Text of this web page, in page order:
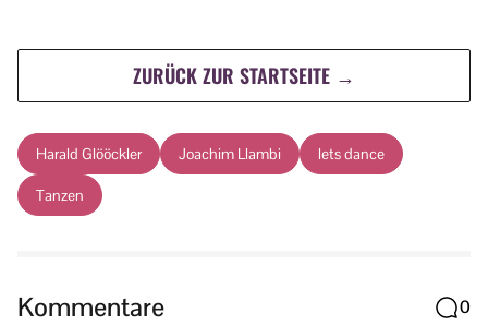
ZURÜCK ZUR STARTSEITE →
Harald Glööckler Joachim Llambi lets dance
Tanzen
Kommentare 0